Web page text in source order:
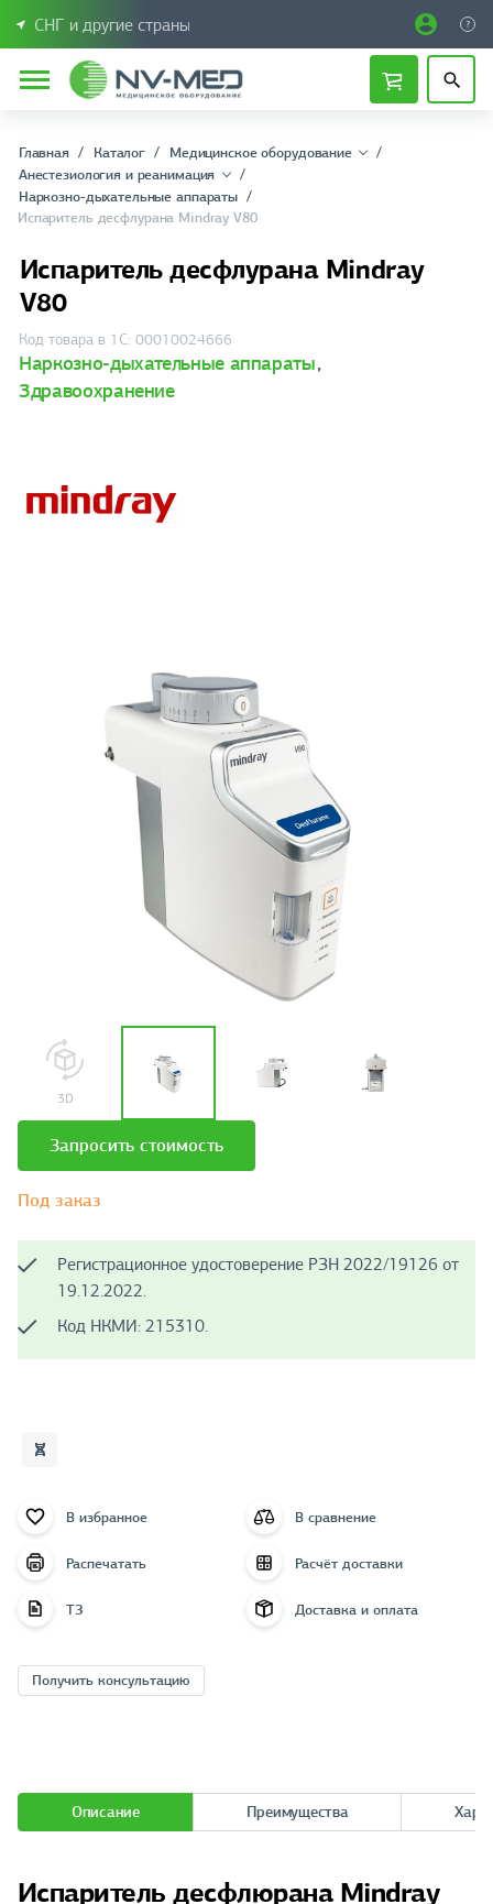
СНГ и другие страны
Главная Каталог
Медицинское оборудование
Анестезиология и реанимация
Наркозно-дыхательные аппараты
Испаритель десфлурана Mindray V80
Испаритель десфлурана Mindray
V80
Код товара в 1С: 00010024666
Наркозно-дыхательные аппараты,
Здравоохранение
Запросить стоимость
Под заказ
Регистрационное удостоверение РЗН 2022/19126 от
19.12.2022.
Код НКМИ: 215310.
В избранное В сравнение
Распечатать Расчёт доставки
ТЗ Доставка и оплата
Получить консультацию
Описание Преимущества
Испаритель десфлюрана Mindray